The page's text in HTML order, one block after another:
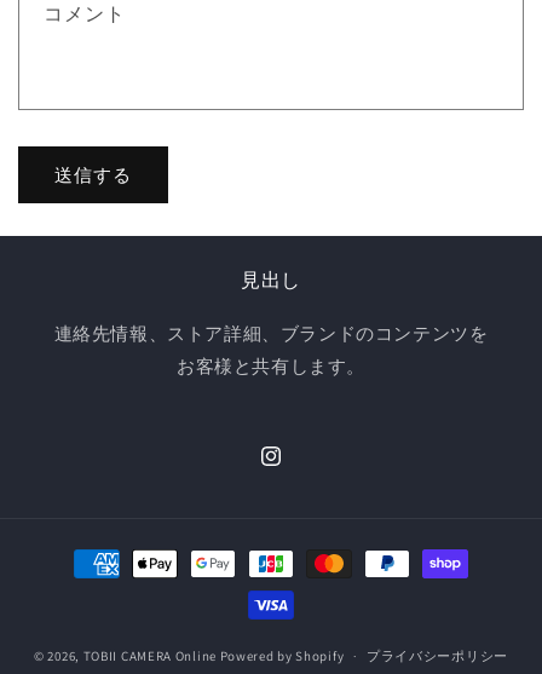
コメント
送信する
見出し
連絡先情報、ストア詳細、ブランドのコンテンツを
お客様と共有します。
Instagram
法
© 2026, TOBII CAMERA Online Powered by Shopify プライバシーポリシー